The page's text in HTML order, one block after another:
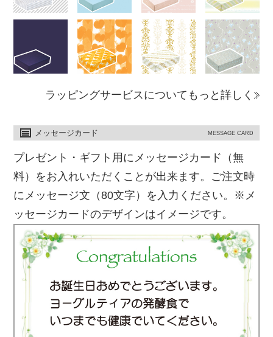
ラッピングサービスについてもっと詳しく
メッセージカード MESSAGE CARD
プレゼント・ギフト用にメッセージカード（無
料）をお入れいただくことが出来ます。ご注文時
にメッセージ文（80文字）を入力ください。※メ
ッセージカードのデザインはイメージです。